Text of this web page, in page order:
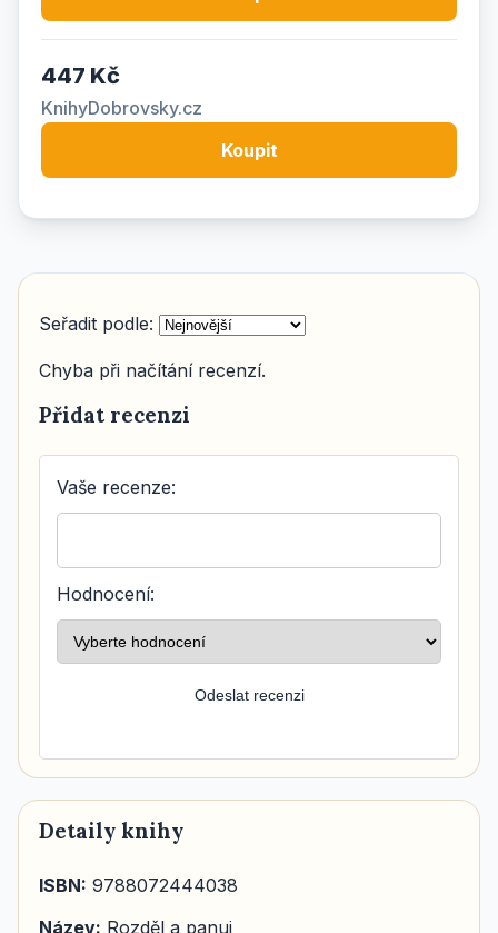
447 Kč
KnihyDobrovsky.cz
Koupit
Seřadit podle:
Chyba při načítání recenzí.
Přidat recenzi
Vaše recenze:
Hodnocení:
Odeslat recenzi
Detaily knihy
ISBN: 9788072444038
Název: Rozděl a panuj